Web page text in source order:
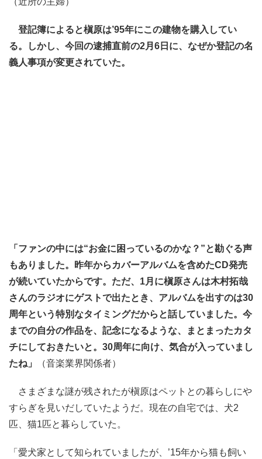
登記簿によると槇原は’95年にこの建物を購入してい
る。しかし、今回の逮捕直前の2月6日に、なぜか登記の名
義人事項が変更されていた。
「ファンの中には“お金に困っているのかな？”と勘ぐる声
もありました。昨年からカバーアルバムを含めたCD発売
が続いていたからです。ただ、1月に槇原さんは木村拓哉
さんのラジオにゲストで出たとき、アルバムを出すのは30
周年という特別なタイミングだからと話していました。今
までの自分の作品を、記念になるような、まとまったカタ
チにしておきたいと。30周年に向け、気合が入っていまし
たね」
（音楽業界関係者）
さまざまな謎が残されたが槇原はペットとの暮らしにや
すらぎを見いだしていたようだ。現在の自宅では、犬2
匹、猫1匹と暮らしていた。
「愛犬家として知られていましたが、’15年から猫も飼い